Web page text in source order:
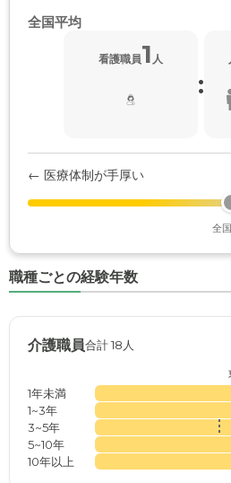
全国平均
看護職員1 人
:
← 医療体制が手厚い
全
職種ごとの経験年数
介護職員合計 18人
1年未満
1~3年
3~5年
5~10年
10年以上